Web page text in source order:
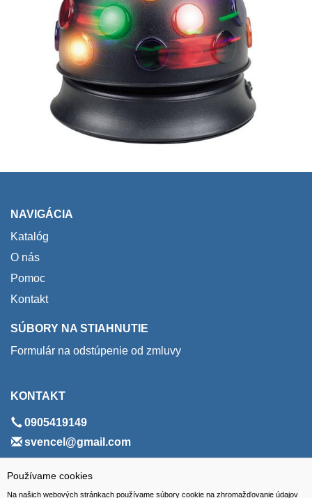
Používame cookies
Na našich webových stránkach používame súbory cookie na zhromažďovanie údajov
NAVIGÁCIA
Katalóg
O nás
Pomoc
Kontakt
SÚBORY NA STIAHNUTIE
Formulár na odstúpenie od zmluvy
KONTAKT
0905419149
svencel@gmail.com
ADRESA